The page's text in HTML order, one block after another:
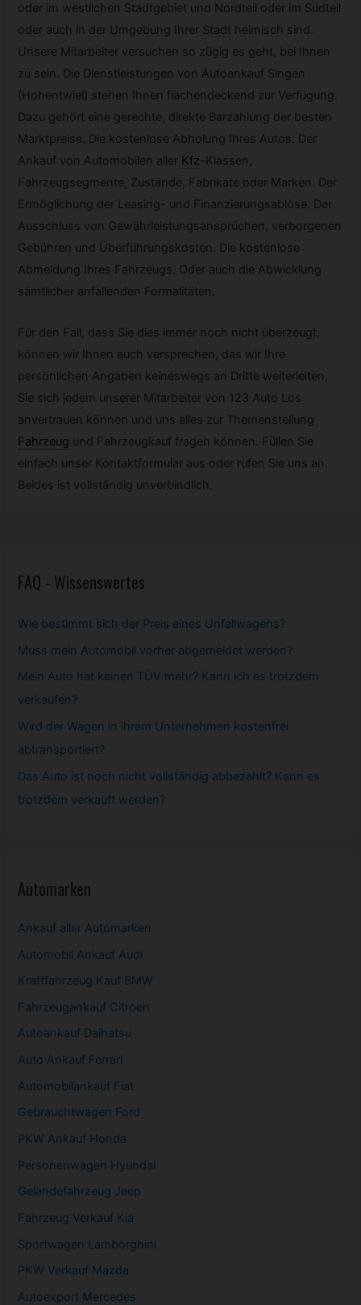
oder im westlichen Stadtgebiet und Nordteil oder im Südteil
oder auch in der Umgebung Ihrer Stadt heimisch sind.
Unsere Mitarbeiter versuchen so zügig es geht, bei Ihnen
zu sein. Die Dienstleistungen von Autoankauf Singen
(Hohentwiel) stehen Ihnen flächendeckend zur Verfügung.
Dazu gehört eine gerechte, direkte Barzahlung der besten
Marktpreise. Die kostenlose Abholung Ihres Autos. Der
Ankauf von Automobilen aller Kfz- Klassen,
Fahrzeugsegmente, Zustände, Fabrikate oder Marken. Der
Ermöglichung der Leasing- und Finanzierungsablöse. Der
Ausschluss von Gewährleistungsansprüchen, verborgenen
Gebühren und Überführungskosten. Die kostenlose
Abmeldung Ihres Fahrzeugs. Oder auch die Abwicklung
sämtlicher anfallenden Formalitäten.
Für den Fall, dass Sie dies immer noch nicht überzeugt,
können wir Ihnen auch versprechen, das wir Ihre
persönlichen Angaben keineswegs an Dritte weiterleiten,
Sie sich jedem unserer Mitarbeiter von 123 Auto Los
anvertrauen können und uns alles zur Themenstellung
Fahrzeug und Fahrzeugkauf fragen können. Füllen Sie
einfach unser Kontaktformular aus oder rufen Sie uns an.
Beides ist vollständig unverbindlich.
FAQ - Wissenswertes
Wie bestimmt sich der Preis eines Unfallwagens?
Muss mein Automobil vorher abgemeldet werden?
Mein Auto hat keinen TÜV mehr? Kann ich es trotzdem
verkaufen?
Wird der Wagen in ihrem Unternehmen kostenfrei
abtransportiert?
Das Auto ist noch nicht vollständig abbezahlt? Kann es
trotzdem verkauft werden?
Automarken
Ankauf aller Automarken
Automobil Ankauf Audi
Kraftfahrzeug Kauf BMW
Fahrzeugankauf Citroen
Autoankauf Daihatsu
Auto Ankauf Ferrari
Automobilankauf Fiat
Gebrauchtwagen Ford
PKW Ankauf Honda
Personenwagen Hyundai
Geländefahrzeug Jeep
Fahrzeug Verkauf Kia
Sportwagen Lamborghini
PKW Verkauf Mazda
Autoexport Mercedes